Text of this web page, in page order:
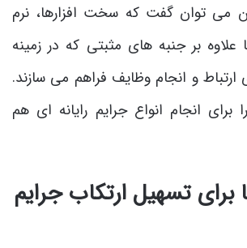
می توان گفت که سخت افزارها، نرم
علاوه بر جنبه های مثبتی که در زمینه
ارتباط و انجام وظایف فراهم می سازند.
برای انجام انواع جرایم رایانه ای هم
برای تسهیل ارتکاب جرایم